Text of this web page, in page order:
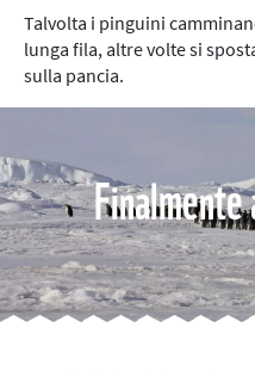
Talvolta i pinguini
lunga fila, altre volte si
sulla pancia.